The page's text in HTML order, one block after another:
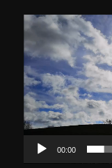
Video-
00:00